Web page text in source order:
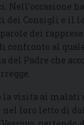
Nell’occasione
dei Consigli e il
dei
al
del Padre che
la visita ai malati
nel loro letto di